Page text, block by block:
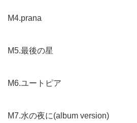
M4.prana
M5.最後の星
M6.ユートピア
M7.水の夜に(album version)